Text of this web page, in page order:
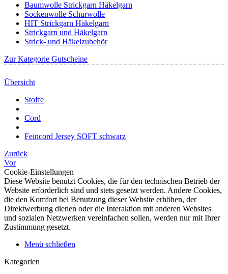
Baumwolle Strickgarn Häkelgarn
Sockenwolle Schurwolle
HIT Strickgarn Häkelgarn
Strickgarn und Häkelgarn
Strick- und Häkelzubehör
Zur Kategorie Gutscheine
Übersicht
Stoffe
Cord
Feincord Jersey SOFT schwarz
Zurück
Vor
Cookie-Einstellungen
Diese Website benutzt Cookies, die für den technischen Betrieb der
Website erforderlich sind und stets gesetzt werden. Andere Cookies,
die den Komfort bei Benutzung dieser Website erhöhen, der
Direktwerbung dienen oder die Interaktion mit anderen Websites
und sozialen Netzwerken vereinfachen sollen, werden nur mit Ihrer
Zustimmung gesetzt.
Menü schließen
Kategorien